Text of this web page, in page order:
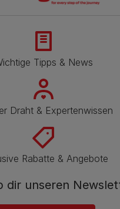
Tipps & News
Draht & Expertenwissen
Rabatte & Angebote
dir unseren